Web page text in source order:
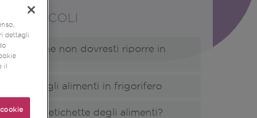
ARTICOLI
che non dovresti riporre in
riporre gli alimenti in frigorifero
le etichette degli alimenti?
dettagli
il